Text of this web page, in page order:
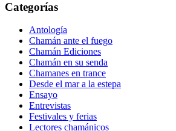
Categorías
Antología
Chamán ante el fuego
Chamán Ediciones
Chamán en su senda
Chamanes en trance
Desde el mar a la estepa
Ensayo
Entrevistas
Festivales y ferias
Lectores chamánicos